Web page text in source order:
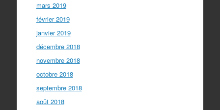
mars 2019
février 2019
janvier 2019
décembre 2018
novembre 2018
octobre 2018
septembre 2018
août 2018